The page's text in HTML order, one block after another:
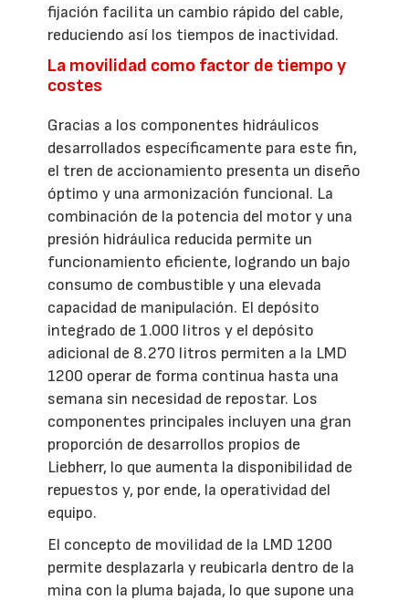
fijación facilita un cambio rápido del cable,
reduciendo así los tiempos de inactividad.
La movilidad como factor de tiempo y
costes
Gracias a los componentes hidráulicos
desarrollados específicamente para este fin,
el tren de accionamiento presenta un diseño
óptimo y una armonización funcional. La
combinación de la potencia del motor y una
presión hidráulica reducida permite un
funcionamiento eficiente, logrando un bajo
consumo de combustible y una elevada
capacidad de manipulación. El depósito
integrado de 1.000 litros y el depósito
adicional de 8.270 litros permiten a la LMD
1200 operar de forma continua hasta una
semana sin necesidad de repostar. Los
componentes principales incluyen una gran
proporción de desarrollos propios de
Liebherr, lo que aumenta la disponibilidad de
repuestos y, por ende, la operatividad del
equipo.
El concepto de movilidad de la LMD 1200
permite desplazarla y reubicarla dentro de la
mina con la pluma bajada, lo que supone una